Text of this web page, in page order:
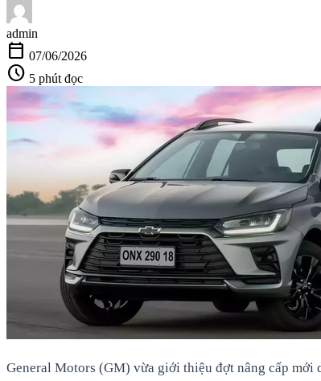
admin
calendar_today 07/06/2026
schedule 5 phút đọc
General Motors (GM) vừa giới thiệu đợt nâng cấp